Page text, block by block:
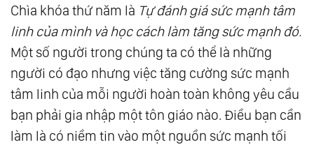
Chìa khóa thứ năm là Tự đánh giá sức mạnh tâm
linh của mình và học cách làm tăng sức mạnh đó.
Một số người trong chúng ta có thể là những
người có đạo nhưng việc tăng cường sức mạnh
tâm linh của mỗi người hoàn toàn không yêu cầu
bạn phải gia nhập một tôn giáo nào. Ðiều bạn cần
làm là có niềm tin vào một nguồn sức mạnh tối